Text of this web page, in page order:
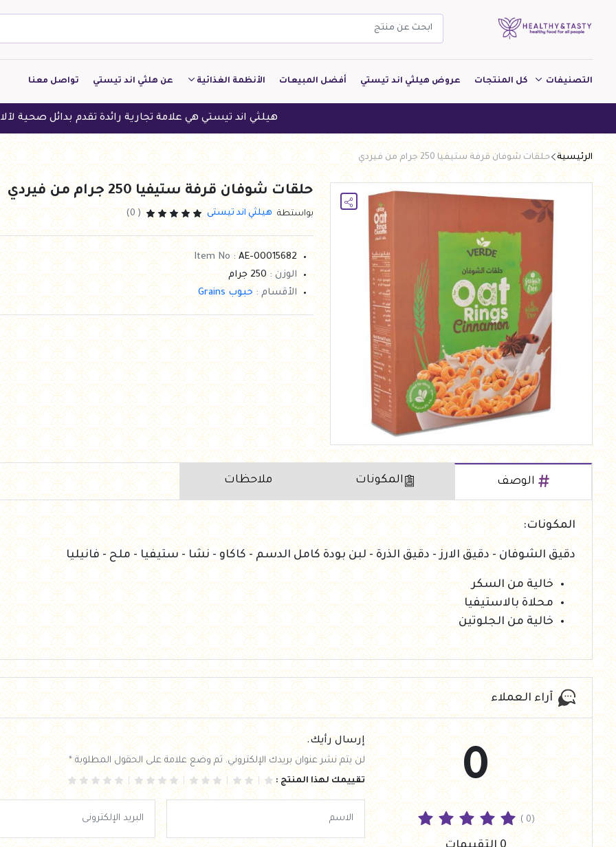
التصنيفات
مخبوزات
معجنات Pastry
رايس كيك Rice cake
كل المنتجات عروض هيلثي اند تيستي أفضل المبيعات الأنظمة الغذائية
كيتو
منخفض الكربوهيدرات
منخفض البروتين
النباتين
النظام النباتي
عن هلثي اند تيستي تواصل معنا
هيلثي اند تيستي هي علامة تجارية رائدة تقدم بدائل صحية لآلاف العملاء
الرئيسية حلقات شوفان قرفة ستيفيا 250 جرام من فيردي
حلقات شوفان قرفة ستيفيا 250 جرام من فيردي
بواستطة هيلثي اند تيستى ( 0)
Item No : AE-00015682
الوزن : 250 جرام
الأقسام : حبوب Grains
الوصف المكونات ملاحظات
المكونات:
دقيق الشوفان - دقيق الارز - دقيق الذرة - لبن بودة كامل الدسم - كاكاو - نشا - ستيفيا - ملح - فانيليا
خالية من السكر
محلاة بالاستيفيا
خالية من الجلوتين
آراء العملاء
0
( 0)
إرسال رأيك.
لن يتم نشر عنوان بريدك الإلكتروني. تم وضع علامة على الحقول المطلوبة *
تقييمك لهذا المنتج :